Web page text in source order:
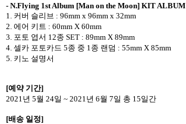
- N.Flying 1st Album [Man on the Moon] KIT ALBUM
1. 커버 슬리브 : 96mm x 96mm x 32mm
2. 에어 키트 : 60mm X 60mm
3. 포토 엽서 12종 SET : 89mm X 89mm
4. 셀카 포토카드 5종 중 1 종 랜덤 : 55mm X 85mm
5. 키노 설명서
[예약 기간]
2021 년 5월 24일 ~ 2021 년 6월 7일 총 15일간
[배송 일정]